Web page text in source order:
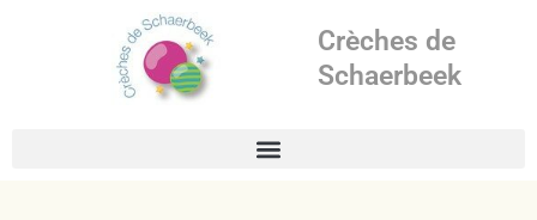
Crèches de
Schaerbeek